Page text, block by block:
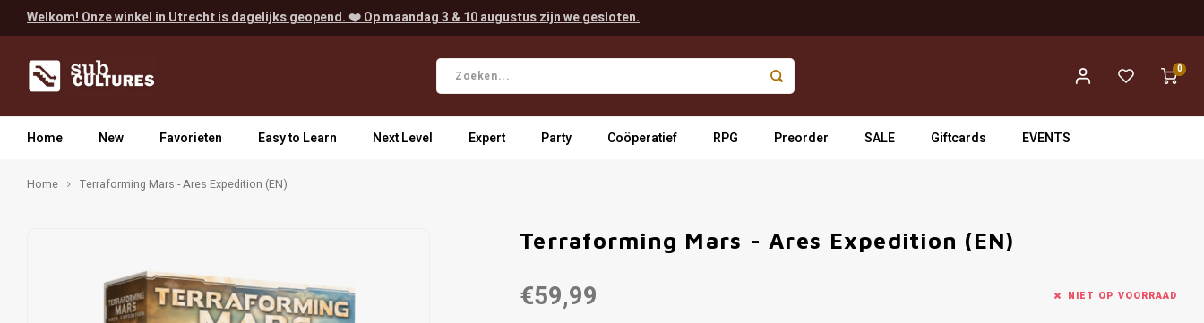
Welkom! Onze winkel in Utrecht is dagelijks geopend. ❤️ Op maandag 3 & 10 augustus zijn we gesloten.
0
Home New Favorieten Easy to Learn Next Level Expert Party Coöperatief RPG Preorder SALE Giftcards EVENTS
Home Terraforming Mars - Ares Expedition (EN)
Terraforming Mars - Ares Expedition (EN)
€59,99 NIET OP VOORRAAD